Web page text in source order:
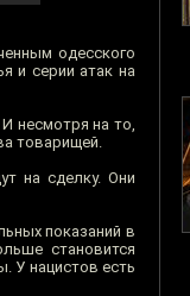
одесского
и серии атак на
несмотря на то,
товарищей.
на сделку. Они
показаний в
становится
У нацистов есть